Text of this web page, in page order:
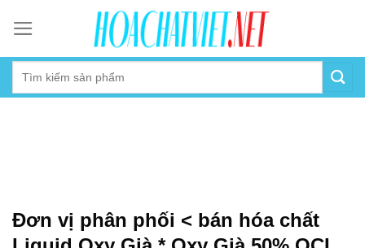
content
Đơn vị phân phối < bán hóa chất